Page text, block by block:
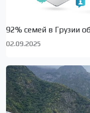
92% семей в Грузии
02.09.2025